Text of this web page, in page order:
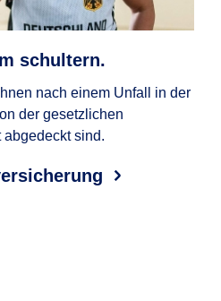
schultern.
nach einem Unfall in der
der gesetzlichen
sind.